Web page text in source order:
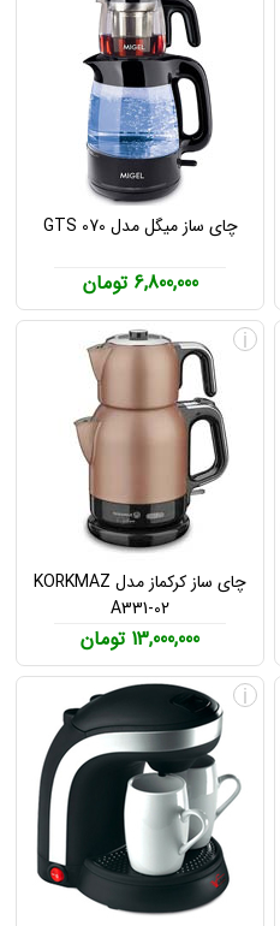
چای ساز میگل مدل GTS 070
6,800,000 تومان
چای ساز کرکماز مدل KORKMAZ
A331-02
13,000,000 تومان
i
i